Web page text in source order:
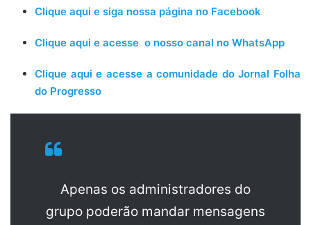
Clique aqui e siga nossa página no Facebook
Clique aqui e acesse o nosso canal no WhatsApp
Clique aqui e acesse a comunidade do Jornal Folha
do Progresso
Apenas os administradores do
grupo poderão mandar mensagens